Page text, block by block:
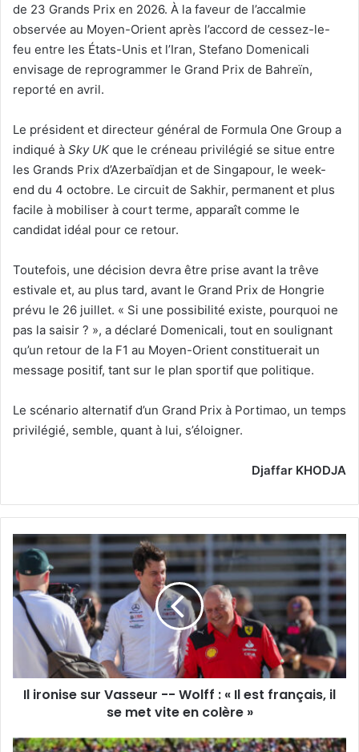
de 23 Grands Prix en 2026. À la faveur de l’accalmie
observée au Moyen-Orient après l’accord de cessez-le-
feu entre les États-Unis et l’Iran, Stefano Domenicali
envisage de reprogrammer le Grand Prix de Bahreïn,
reporté en avril.
Le président et directeur général de Formula One Group a
indiqué à Sky UKque le créneau privilégié se situe entre
les Grands Prix d’Azerbaïdjan et de Singapour, le week-
end du 4 octobre. Le circuit de Sakhir, permanent et plus
facile à mobiliser à court terme, apparaît comme le
candidat idéal pour ce retour.
Toutefois, une décision devra être prise avant la trêve
estivale et, au plus tard, avant le Grand Prix de Hongrie
prévu le 26 juillet. « Si une possibilité existe, pourquoi ne
pas la saisir ? », a déclaré Domenicali, tout en soulignant
qu’un retour de la F1 au Moyen-Orient constituerait un
message positif, tant sur le plan sportif que politique.
Le scénario alternatif d’un Grand Prix à Portimao, un temps
privilégié, semble, quant à lui, s’éloigner.
Djaffar KHODJA
ironise
sur
Vasseur
Wolff
«
il
Il ironise sur Vasseur -- Wolff : « Il est français, il
se met vite en colère »
Grand